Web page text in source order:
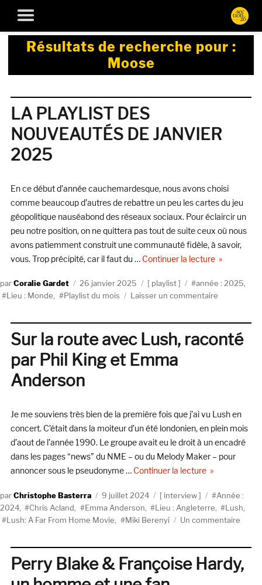
Résultats de recherche pour :
Moose
LA PLAYLIST DES
NOUVEAUTÉS DE JANVIER
2025
En ce début d’année cauchemardesque, nous avons choisi
comme beaucoup d’autres de rebattre un peu les cartes du jeu
géopolitique nauséabond des réseaux sociaux. Pour éclaircir un
peu notre position, on ne quittera pas tout de suite ceux où nous
avons patiemment construit une communauté fidèle, à savoir,
vous. Trop précipité, car il faut du … Continuer la lecturede « LA
AuteurCoralie Gardet
Publié
le
26 janvier 2025 Catégories
playlist Étiquettes
année : 2025
Lieu : Monde
Playlist du mois Laisser un commentairesur
DES
Sur la route avec Lush, raconté
par Phil King et Emma
Anderson
Je me souviens très bien de la première fois que j’ai vu Lush en
concert. C’était dans la moiteur d’un été londonien, en plein mois
d’aout de l’année 1990. Le groupe avait eu le droit à un encadré
dans les pages “news” du NME – ou du Melody Maker – pour
annoncer sous le pseudonyme … Continuer la lecturede « Sur la
AuteurChristophe Basterra
Publié
le
9 juillet 2024 Catégories
interview Étiquettes
Année :
2024
Chris Acland Emma Anderson Lieu : Angleterre Lush
Lush: A Far From Home Movie
Miki Berenyi Un commentairesur
avec
Perry Blake & Françoise Hardy,